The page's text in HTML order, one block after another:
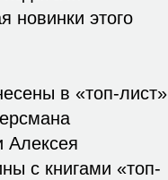
новинки этого
в «топ-лист»
Алексея
с книгами «топ-